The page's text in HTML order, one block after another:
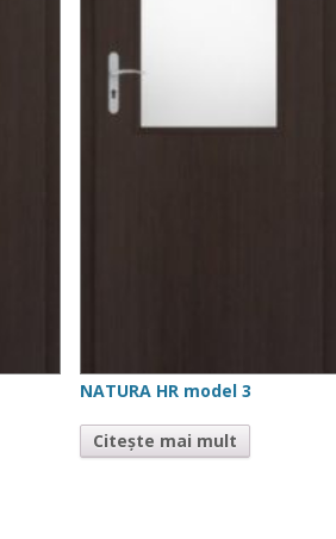
NATURA HR model 3
Citește mai mult